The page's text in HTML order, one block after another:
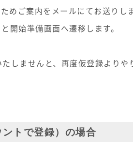
めご案内をメールにてお送りしま
開始準備画面へ遷移します。
しませんと、再度仮登録よりや
トで登録）の場合